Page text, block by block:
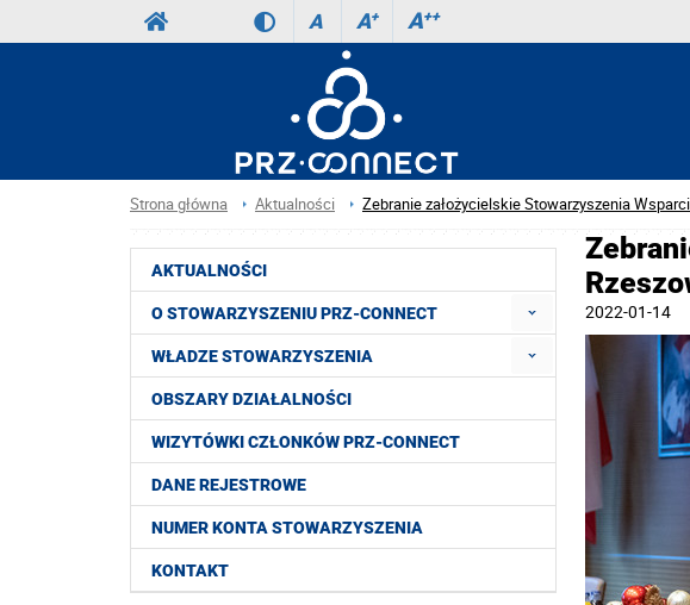
A A+ A++
Strona główna Aktualności Zebranie założycielskie Stowarzyszenia
AKTUALNOŚCI
O STOWARZYSZENIU PRZ-CONNECT
WŁADZE STOWARZYSZENIA
OBSZARY DZIAŁALNOŚCI
WIZYTÓWKI CZŁONKÓW PRZ-CONNECT
DANE REJESTROWE
NUMER KONTA STOWARZYSZENIA
KONTAKT
2022-01-14